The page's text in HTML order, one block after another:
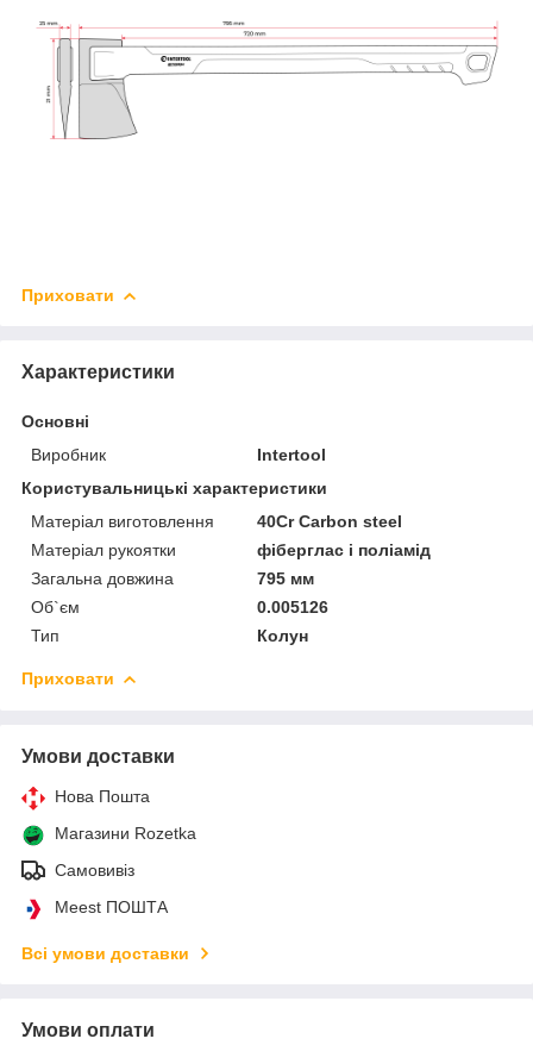
Приховати
Характеристики
Основні
Виробник
Intertool
Користувальницькі характеристики
Матеріал виготовлення
40Cr Carbon steel
Матеріал рукоятки
фіберглас і поліамід
Загальна довжина
795 мм
Об`єм
0.005126
Тип
Колун
Приховати
Умови доставки
Нова Пошта
Магазини Rozetka
Самовивіз
Meest ПОШТА
Всі умови доставки
Умови оплати